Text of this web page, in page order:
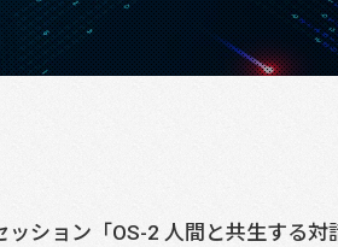
ション「OS-2 人間と共生する